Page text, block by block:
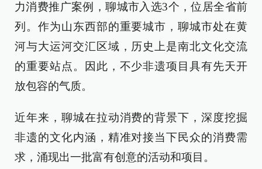
力消费推广案例，聊城市入选3个，位居全省前
列。作为山东西部的重要城市，聊城市处在黄
河与大运河交汇区域，历史上是南北文化交流
的重要站点。因此，不少非遗项目具有先天开
放包容的气质。
近年来，聊城在拉动消费的背景下，深度挖掘
非遗的文化内涵，精准对接当下民众的消费需
求，涌现出一批富有创意的活动和项目。